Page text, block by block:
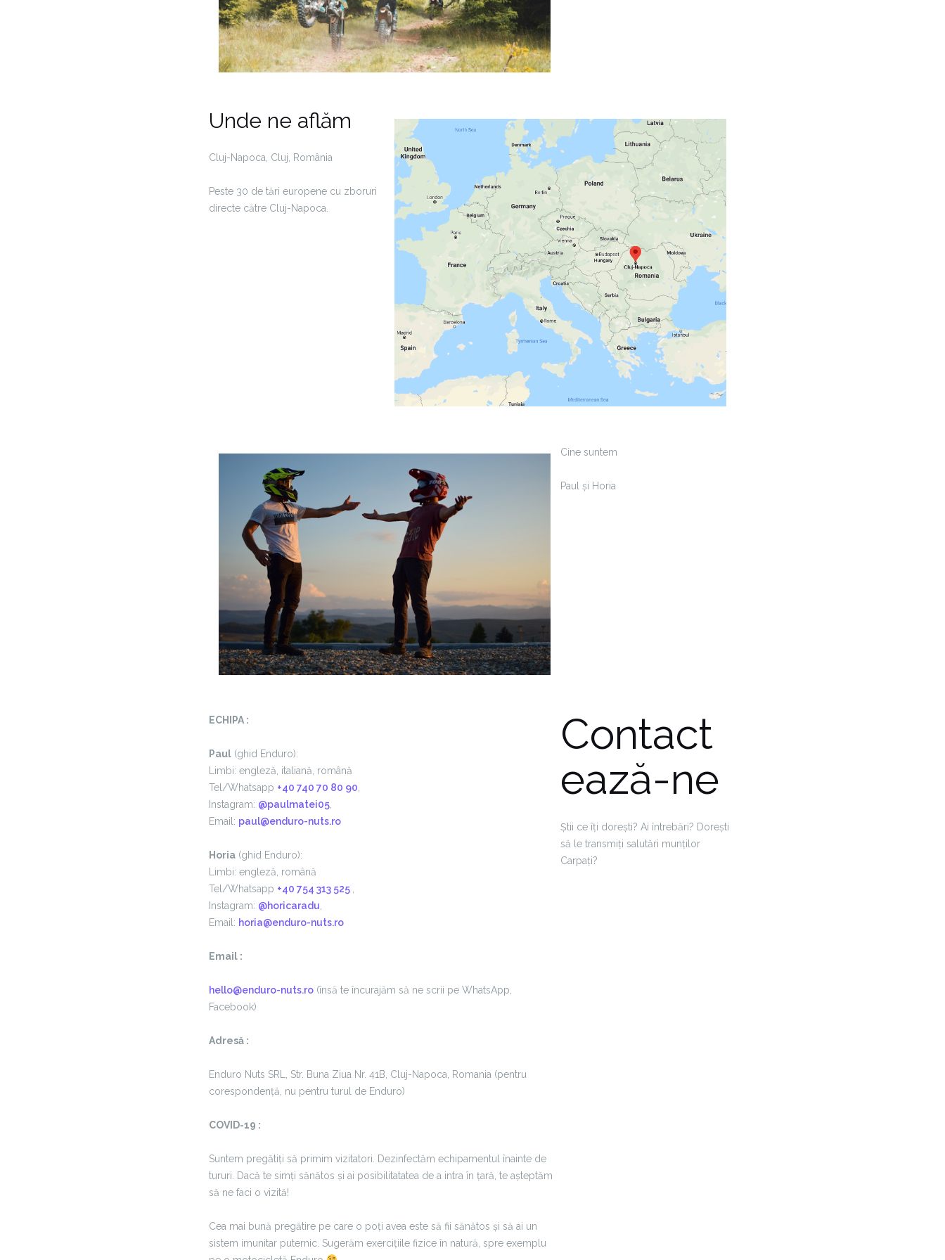
Unde ne aflăm
Cluj-Napoca, Cluj, România
Peste 30 de tări europene cu zboruri
directe către Cluj-Napoca.
Cine suntem
Paul și Horia
ECHIPA :
Paul (ghid Enduro):
Limbi: engleză, italiană, română
Tel/Whatsapp +40 740 70 80 90
Instagram: @paulmatei05
Email: paul@enduro-nuts.ro
Horia (ghid Enduro):
Limbi: engleză, română
Tel/Whatsapp +40 754 313 525
Instagram: @horicaradu
Email: horia@enduro-nuts.ro
Email :
hello@enduro-nuts.ro (însă te încurajăm să ne scrii pe WhatsApp,
Facebook)
Adresă :
Enduro Nuts SRL, Str. Buna Ziua Nr. 41B, Cluj-Napoca, Romania (pentru
corespondență, nu pentru turul de Enduro)
COVID-19 :
Suntem pregătiți să primim vizitatori. Dezinfectăm echipamentul înainte de
tururi. Dacă te simți sănătos și ai posibilitatatea de a intra în țară, te așteptăm
să ne faci o vizită!
Cea mai bună pregătire pe care o poți avea este să fii sănătos și să ai un
sistem imunitar puternic. Sugerăm exercițiile fizice în natură, spre exemplu
Contact
ează-ne
Știi ce îți dorești? Ai întrebări? Dorești
să le transmiți salutări munților
Carpați?